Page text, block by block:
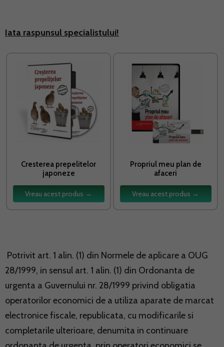
Iata raspunsul specialistului!
Cresterea prepelitelor
japoneze
Vreau acest produs →
Propriul meu plan de
afaceri
Vreau acest produs →
Potrivit art. 1 alin. (1) din Normele de aplicare a OUG
28/1999, in sensul art. 1 alin. (1) din Ordonanta de
urgenta a Guvernului nr. 28/1999 privind obligatia
operatorilor economici de a utiliza aparate de marcat
electronice fiscale, republicata, cu modificarile si
completarile ulterioare, denumita in continuare